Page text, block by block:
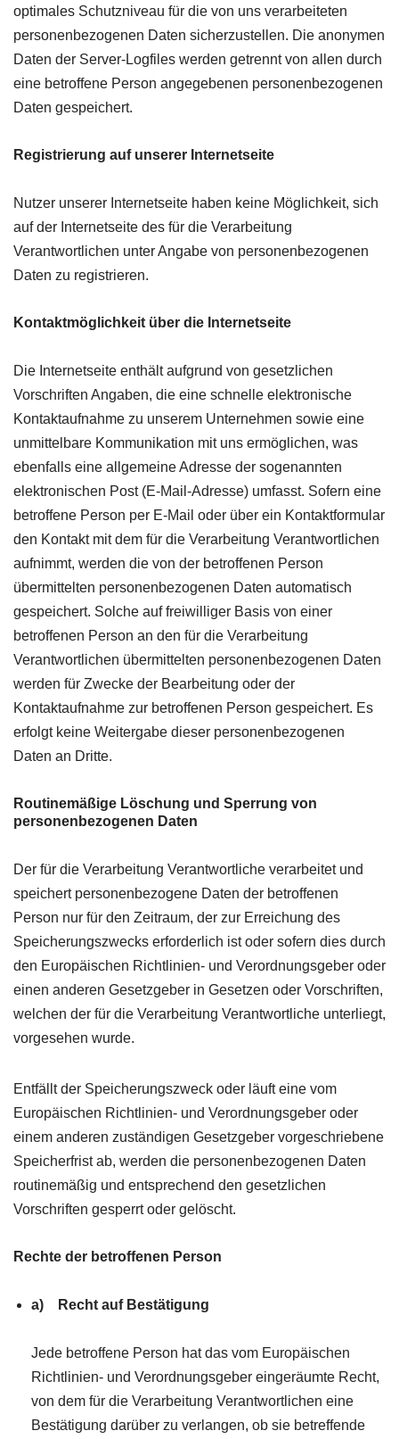
optimales Schutzniveau für die von uns verarbeiteten
personenbezogenen Daten sicherzustellen. Die anonymen
Daten der Server-Logfiles werden getrennt von allen durch
eine betroffene Person angegebenen personenbezogenen
Daten gespeichert.
Registrierung auf unserer Internetseite
Nutzer unserer Internetseite haben keine Möglichkeit, sich
auf der Internetseite des für die Verarbeitung
Verantwortlichen unter Angabe von personenbezogenen
Daten zu registrieren.
Kontaktmöglichkeit über die Internetseite
Die Internetseite enthält aufgrund von gesetzlichen
Vorschriften Angaben, die eine schnelle elektronische
Kontaktaufnahme zu unserem Unternehmen sowie eine
unmittelbare Kommunikation mit uns ermöglichen, was
ebenfalls eine allgemeine Adresse der sogenannten
elektronischen Post (E-Mail-Adresse) umfasst. Sofern eine
betroffene Person per E-Mail oder über ein Kontaktformular
den Kontakt mit dem für die Verarbeitung Verantwortlichen
aufnimmt, werden die von der betroffenen Person
übermittelten personenbezogenen Daten automatisch
gespeichert. Solche auf freiwilliger Basis von einer
betroffenen Person an den für die Verarbeitung
Verantwortlichen übermittelten personenbezogenen Daten
werden für Zwecke der Bearbeitung oder der
Kontaktaufnahme zur betroffenen Person gespeichert. Es
erfolgt keine Weitergabe dieser personenbezogenen
Daten an Dritte.
Routinemäßige Löschung und Sperrung von
personenbezogenen Daten
Der für die Verarbeitung Verantwortliche verarbeitet und
speichert personenbezogene Daten der betroffenen
Person nur für den Zeitraum, der zur Erreichung des
Speicherungszwecks erforderlich ist oder sofern dies durch
den Europäischen Richtlinien- und Verordnungsgeber oder
einen anderen Gesetzgeber in Gesetzen oder Vorschriften,
welchen der für die Verarbeitung Verantwortliche unterliegt,
vorgesehen wurde.
Entfällt der Speicherungszweck oder läuft eine vom
Europäischen Richtlinien- und Verordnungsgeber oder
einem anderen zuständigen Gesetzgeber vorgeschriebene
Speicherfrist ab, werden die personenbezogenen Daten
routinemäßig und entsprechend den gesetzlichen
Vorschriften gesperrt oder gelöscht.
Rechte der betroffenen Person
a) Recht auf Bestätigung
Jede betroffene Person hat das vom Europäischen
Richtlinien- und Verordnungsgeber eingeräumte Recht,
von dem für die Verarbeitung Verantwortlichen eine
Bestätigung darüber zu verlangen, ob sie betreffende